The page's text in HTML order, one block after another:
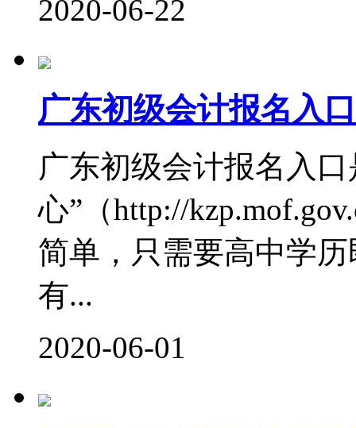
2020-06-22
广东初级会计报名入
广东初级会计报名入
心”（http://
简单，只需要高中学
有...
2020-06-01